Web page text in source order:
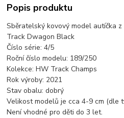
Popis produktu
Sběratelský kovový model autíčka
Track Dwagon Black
Číslo série: 4/5
Roční číslo modelu: 189/250
Kolekce: HW Track Champs
Rok výroby: 2021
Stav obalu: dobrý
Velikost modelů je cca 4-9 cm (dle
Není vhodné pro děti do 3 let.